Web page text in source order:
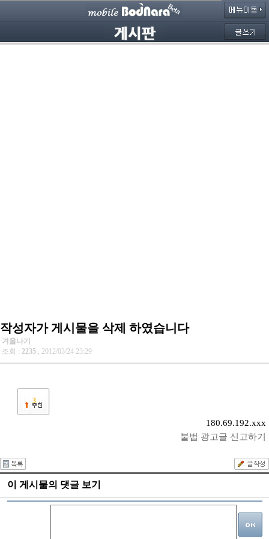
작성자가 게시물을 삭제 하였습니다
겨울나기
조회 : 2235 , 2012/03/24 23:29
3
180.69.192.xxx
불법 광고글 신고하기
이 게시물의 댓글 보기